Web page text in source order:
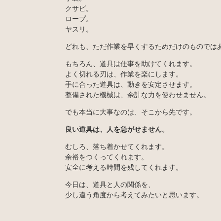
クサビ。
ロープ。
ヤスリ。
どれも、ただ作業を早くするためだけのものでは
もちろん、道具は仕事を助けてくれます。
よく切れる刃は、作業を楽にします。
手に合った道具は、動きを安定させます。
整備された機械は、余計な力を使わせません。
でも本当に大事なのは、そこから先です。
良い道具は、人を急がせません。
むしろ、落ち着かせてくれます。
余裕をつくってくれます。
安全に考える時間を残してくれます。
今日は、道具と人の関係を、
少し違う角度から考えてみたいと思います。